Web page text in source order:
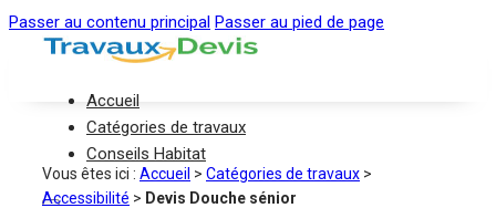
Passer au contenu principal Passer au pied de page
Accueil
Catégories de travaux
Conseils Habitat
Vous êtes ici : Accueil > Catégories de travaux >
Accessibilité > Devis Douche sénior